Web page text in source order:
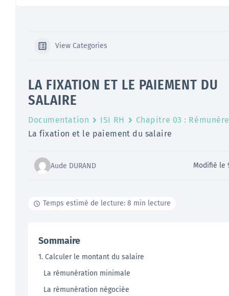
View Categories
LA FIXATION ET LE PAIEMENT DU
SALAIRE
Documentation ISI RH
Chapitre 03 :
La fixation et le paiement du salaire
Aude DURAND Modifié le
Temps estimé de lecture: 8 min lecture
Sommaire
1. Calculer le montant du salaire
La rémunération minimale
La rémunération négociée